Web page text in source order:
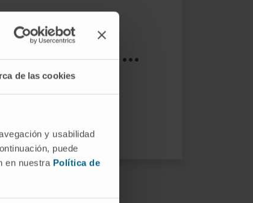
de las cookies
y usabilidad
puede
en nuestra Política de
not exist ...